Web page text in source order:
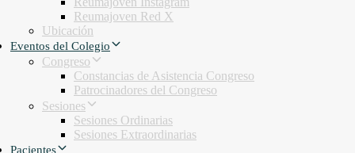
Reumajoven Red X
Ubicación
Eventos del Colegio
Congreso
Constancias de Asistencia Congreso
Patrocinadores del Congreso
Sesiones
Sesiones Ordinarias
Sesiones Extraordinarias
Pacientes